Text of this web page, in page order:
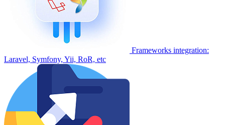
Frameworks integration:
Laravel, Symfony, Yii, RoR, etc